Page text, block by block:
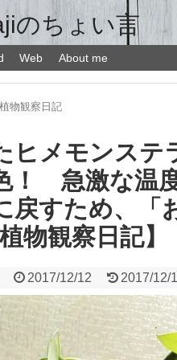
のちょい言
Web About me
植物観察日記
ヒメモンステ
！ 急激な温
戻すため、「
物観察日記】
2017/12/12 2017/12/